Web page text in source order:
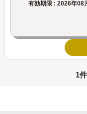
有効期限 : 2026年08
1